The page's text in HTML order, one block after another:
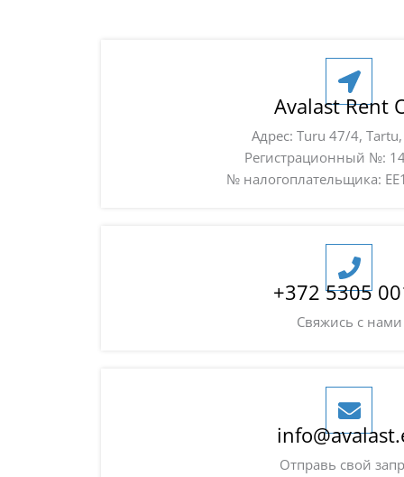
Avalast Rent
Адрес: Turu 47/4,
Регистрационный №:
№ налогоплательщика:
+372 5305
Свяжись с нами
Отправь свой